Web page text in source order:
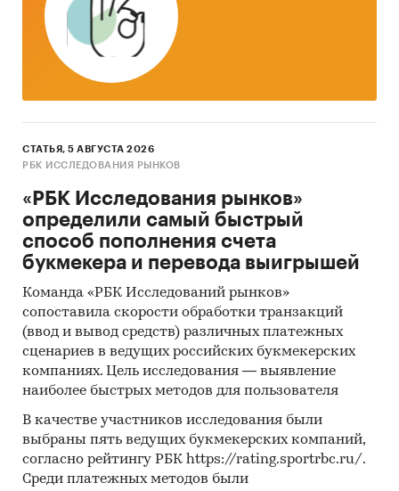
Промышленность
...
часы
Часы
Россия
СТАТЬЯ, 5 АВГУСТА 2026
РБК ИССЛЕДОВАНИЯ РЫНКОВ
«РБК Исследования рынков»
определили самый быстрый
способ пополнения счета
букмекера и перевода выигрышей
Команда «РБК Исследований рынков»
сопоставила скорости обработки транзакций
(ввод и вывод средств) различных платежных
сценариев в ведущих российских букмекерских
компаниях. Цель исследования — выявление
наиболее быстрых методов для пользователя
В качестве участников исследования были
выбраны пять ведущих букмекерских компаний,
согласно рейтингу РБК https://rating.sportrbc.ru/.
Среди платежных методов были